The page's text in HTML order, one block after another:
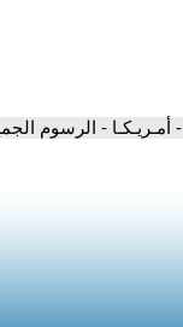
- أمـريـكـا - الرسوم